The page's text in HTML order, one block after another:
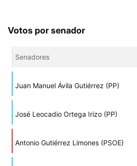
Votos por senador
Senadores
Juan Manuel Ávila Gutiérrez (PP)
José Leocadio Ortega Irizo (PP)
Antonio Gutiérrez Limones (PSOE)